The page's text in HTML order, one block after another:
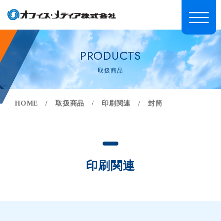
PRODUCTS
取扱商品
HOME 取扱商品 印刷関連 封筒
印刷関連